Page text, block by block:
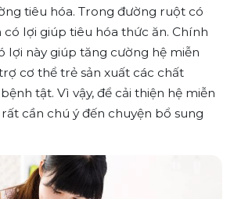
tiêu hóa. Trong đường ruột có
có lợi giúp tiêu hóa thức ăn. Chính
lợi này giúp tăng cường hệ miễn
cơ thể trẻ sản xuất các chất
tật. Vì vậy, để cải thiện hệ miễn
cần chú ý đến chuyện bổ sung